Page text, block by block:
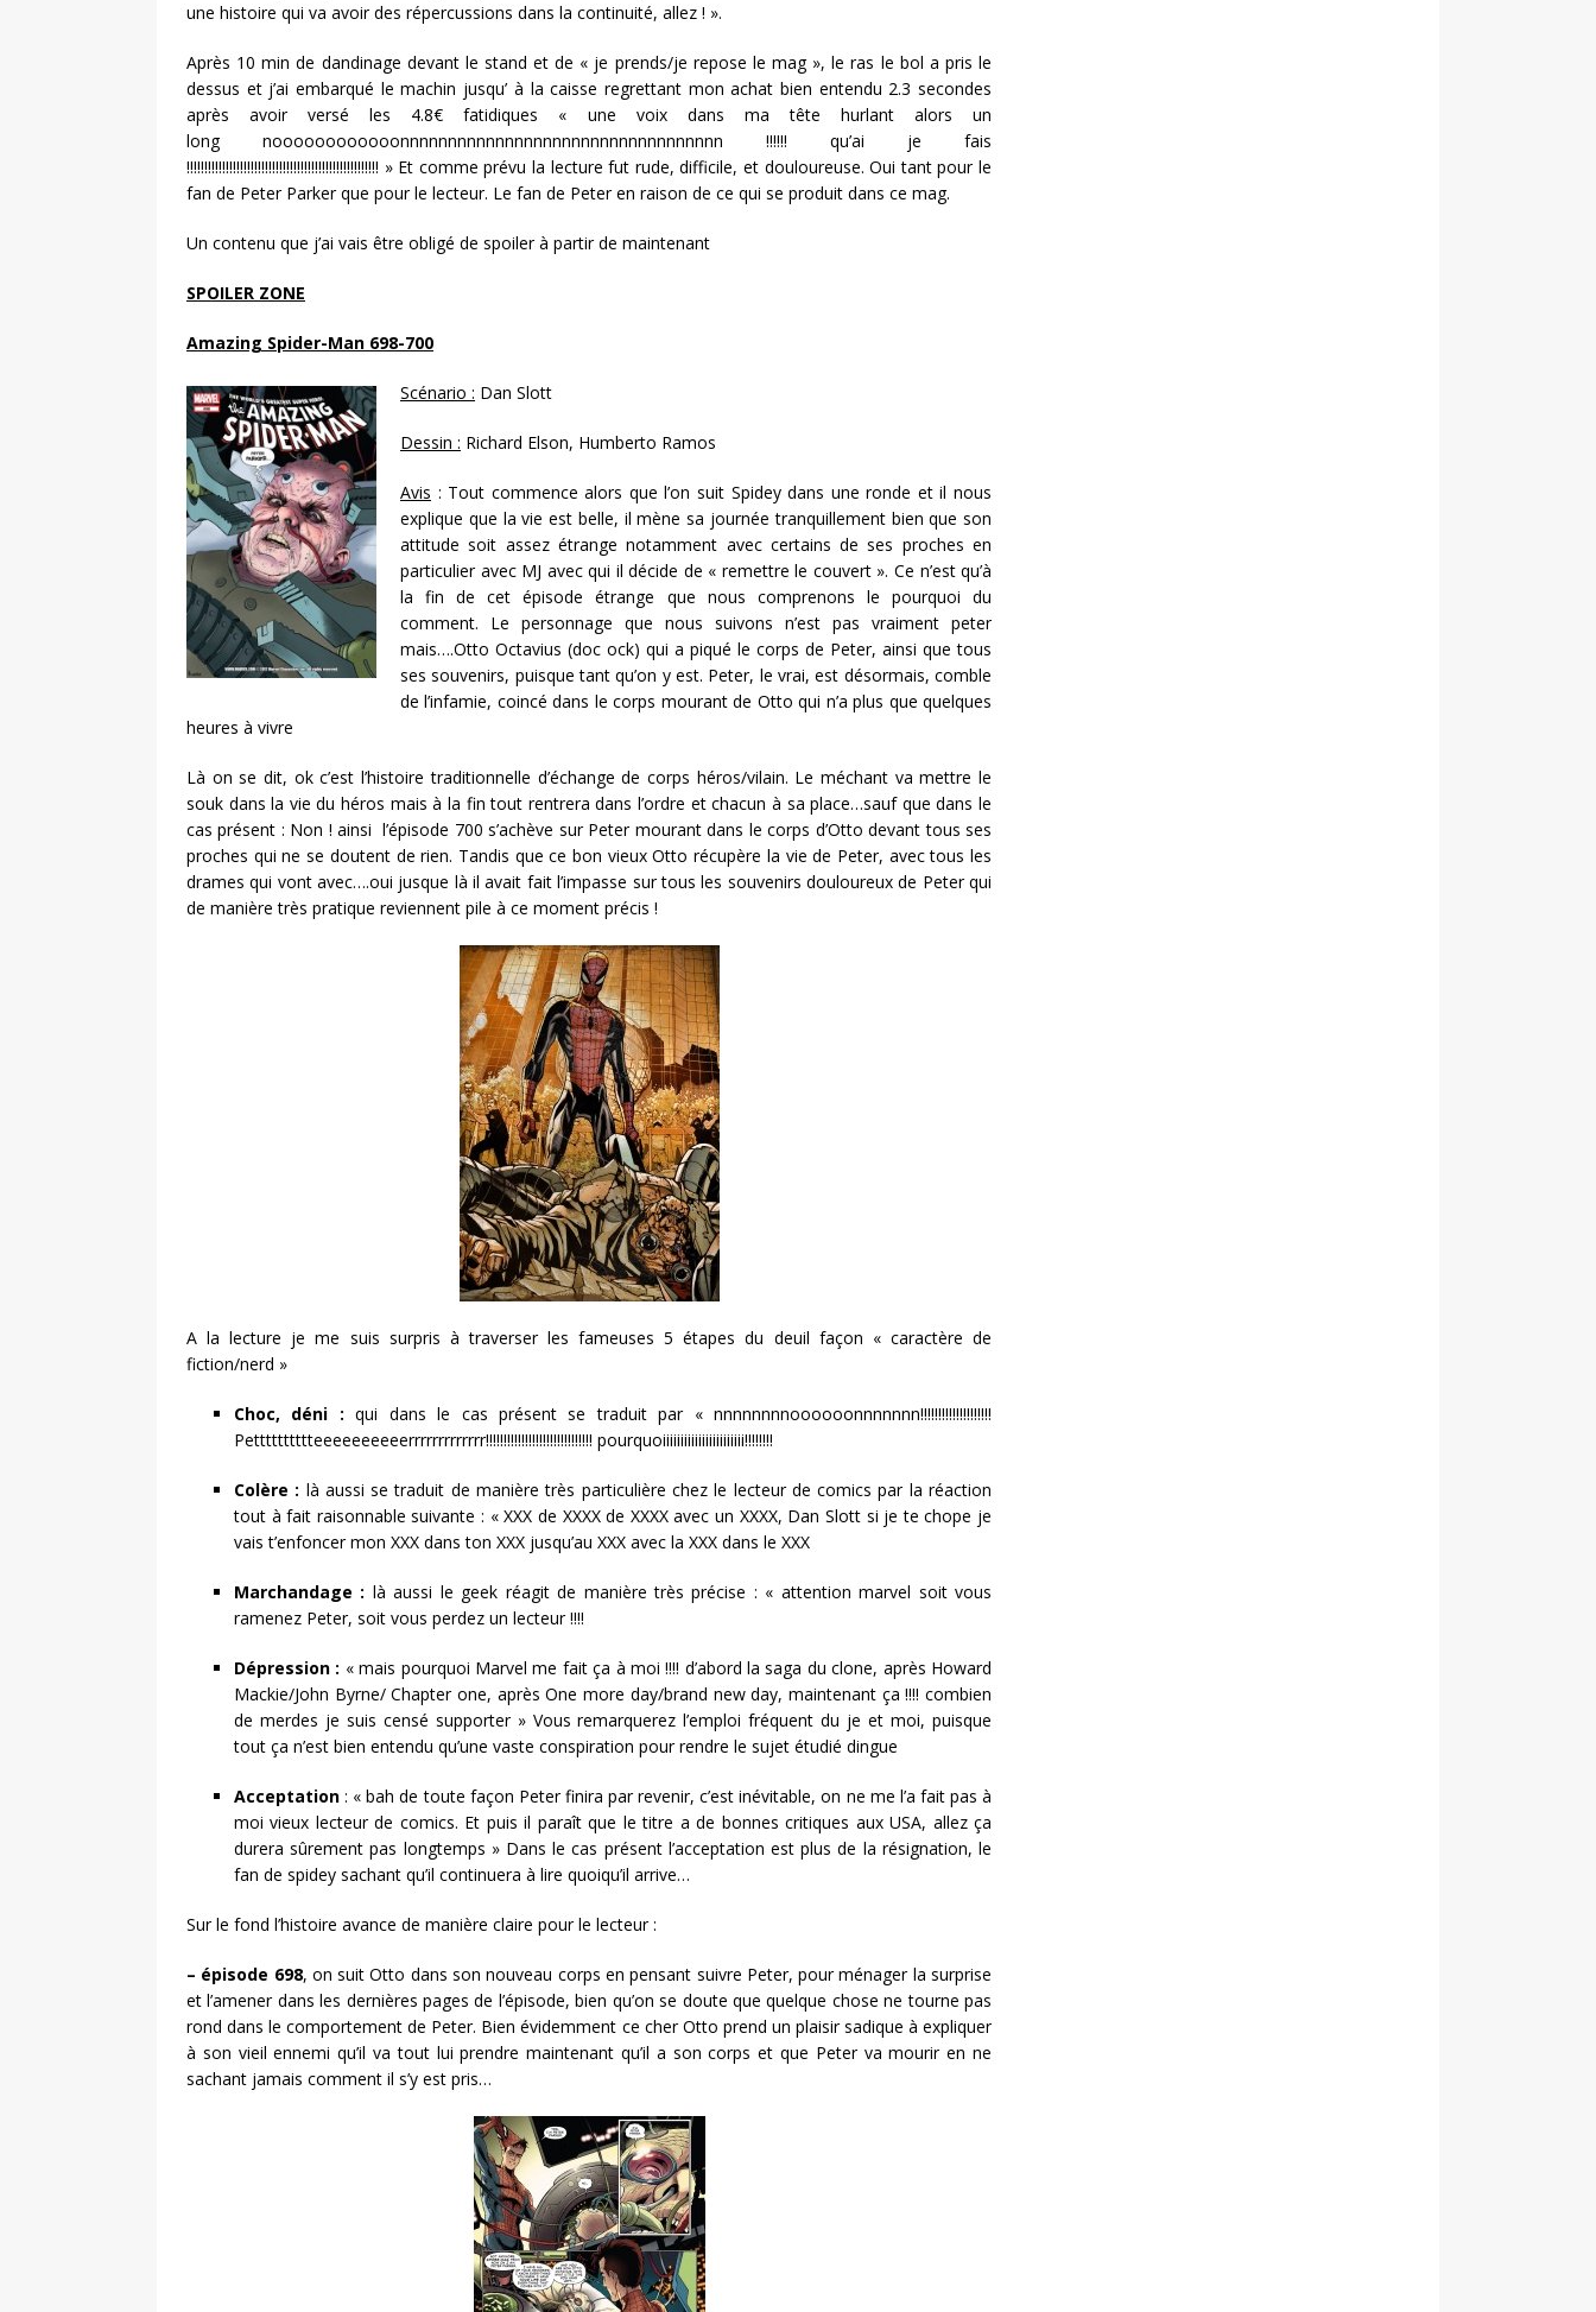
une histoire qui va avoir des répercussions dans la continuité, allez ! ».
Après 10 min de dandinage devant le stand et de « je prends/je repose le mag », le ras le bol a pris le
dessus et j’ai embarqué le machin jusqu’ à la caisse regrettant mon achat bien entendu 2.3 secondes
après avoir versé les 4.8€ fatidiques « une voix dans ma tête hurlant alors un
long noooooooooooonnnnnnnnnnnnnnnnnnnnnnnnnnnnnnnnnn !!!!!! qu’ai je fais
!!!!!!!!!!!!!!!!!!!!!!!!!!!!!!!!!!!!!!!!!!!!!!!!!!!!!! » Et comme prévu la lecture fut rude, difficile, et douloureuse. Oui tant pour le
fan de Peter Parker que pour le lecteur. Le fan de Peter en raison de ce qui se produit dans ce mag.
Un contenu que j’ai vais être obligé de spoiler à partir de maintenant
SPOILER ZONE
Amazing Spider-Man 698-700
Scénario : Dan Slott
Dessin : Richard Elson, Humberto Ramos
Avis : Tout commence alors que l’on suit Spidey dans une ronde et il nous
explique que la vie est belle, il mène sa journée tranquillement bien que son
attitude soit assez étrange notamment avec certains de ses proches en
particulier avec MJ avec qui il décide de « remettre le couvert ». Ce n’est qu’à
la fin de cet épisode étrange que nous comprenons le pourquoi du
comment. Le personnage que nous suivons n’est pas vraiment peter
mais….Otto Octavius (doc ock) qui a piqué le corps de Peter, ainsi que tous
ses souvenirs, puisque tant qu’on y est. Peter, le vrai, est désormais, comble
de l’infamie, coincé dans le corps mourant de Otto qui n’a plus que quelques
heures à vivre
Là on se dit, ok c’est l’histoire traditionnelle d’échange de corps héros/vilain. Le méchant va mettre le
souk dans la vie du héros mais à la fin tout rentrera dans l’ordre et chacun à sa place…sauf que dans le
cas présent : Non ! ainsi l’épisode 700 s’achève sur Peter mourant dans le corps d’Otto devant tous ses
proches qui ne se doutent de rien. Tandis que ce bon vieux Otto récupère la vie de Peter, avec tous les
drames qui vont avec….oui jusque là il avait fait l’impasse sur tous les souvenirs douloureux de Peter qui
de manière très pratique reviennent pile à ce moment précis !
A la lecture je me suis surpris à traverser les fameuses 5 étapes du deuil façon « caractère de
fiction/nerd »
Choc, déni : qui dans le cas présent se traduit par « nnnnnnnnoooooonnnnnnn!!!!!!!!!!!!!!!!!!!!
Petttttttttteeeeeeeeeerrrrrrrrrrrrr!!!!!!!!!!!!!!!!!!!!!!!!!!!!!! pourquoiiiiiiiiiiiiiiiiiiiiiii!!!!!!!!
Colère : là aussi se traduit de manière très particulière chez le lecteur de comics par la réaction
tout à fait raisonnable suivante : « XXX de XXXX de XXXX avec un XXXX, Dan Slott si je te chope je
vais t’enfoncer mon XXX dans ton XXX jusqu’au XXX avec la XXX dans le XXX
Marchandage : là aussi le geek réagit de manière très précise : « attention marvel soit vous
ramenez Peter, soit vous perdez un lecteur !!!!
Dépression : « mais pourquoi Marvel me fait ça à moi !!!! d’abord la saga du clone, après Howard
Mackie/John Byrne/ Chapter one, après One more day/brand new day, maintenant ça !!!! combien
de merdes je suis censé supporter » Vous remarquerez l’emploi fréquent du je et moi, puisque
tout ça n’est bien entendu qu’une vaste conspiration pour rendre le sujet étudié dingue
Acceptation : « bah de toute façon Peter finira par revenir, c’est inévitable, on ne me l’a fait pas à
moi vieux lecteur de comics. Et puis il paraît que le titre a de bonnes critiques aux USA, allez ça
durera sûrement pas longtemps » Dans le cas présent l’acceptation est plus de la résignation, le
fan de spidey sachant qu’il continuera à lire quoiqu’il arrive…
Sur le fond l’histoire avance de manière claire pour le lecteur :
– épisode 698, on suit Otto dans son nouveau corps en pensant suivre Peter, pour ménager la surprise
et l’amener dans les dernières pages de l’épisode, bien qu’on se doute que quelque chose ne tourne pas
rond dans le comportement de Peter. Bien évidemment ce cher Otto prend un plaisir sadique à expliquer
à son vieil ennemi qu’il va tout lui prendre maintenant qu’il a son corps et que Peter va mourir en ne
sachant jamais comment il s’y est pris…